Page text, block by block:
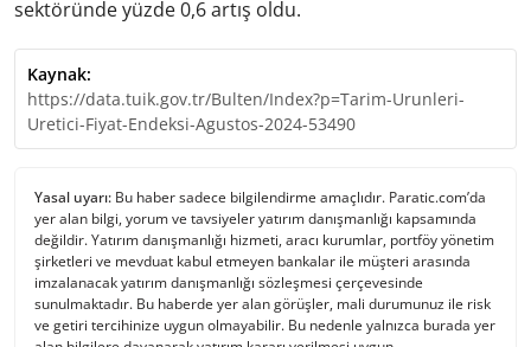
sektöründe yüzde 0,6 artış oldu.
Kaynak:
https://data.tuik.gov.tr/Bulten/Index?p=Tarim-Urunleri-
Uretici-Fiyat-Endeksi-Agustos-2024-53490
Yasal uyarı: Bu haber sadece bilgilendirme amaçlıdır. Paratic.com’da
yer alan bilgi, yorum ve tavsiyeler yatırım danışmanlığı kapsamında
değildir. Yatırım danışmanlığı hizmeti, aracı kurumlar, portföy yönetim
şirketleri ve mevduat kabul etmeyen bankalar ile müşteri arasında
imzalanacak yatırım danışmanlığı sözleşmesi çerçevesinde
sunulmaktadır. Bu haberde yer alan görüşler, mali durumunuz ile risk
ve getiri tercihinize uygun olmayabilir. Bu nedenle yalnızca burada yer